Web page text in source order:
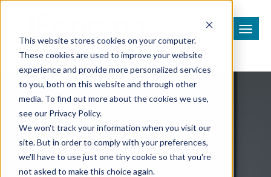
This website stores cookies on your computer.
These cookies are used to improve your website
experience and provide more personalized services
to you, both on this website and through other
media. To find out more about the cookies we use,
see our Privacy Policy.
We won't track your information when you visit our
site. But in order to comply with your preferences,
we'll have to use just one tiny cookie so that you're
not asked to make this choice again.
Coluna Inside Higher Education